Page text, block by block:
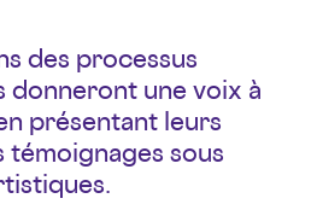
des processus
donneront une voix à
présentant leurs
sous